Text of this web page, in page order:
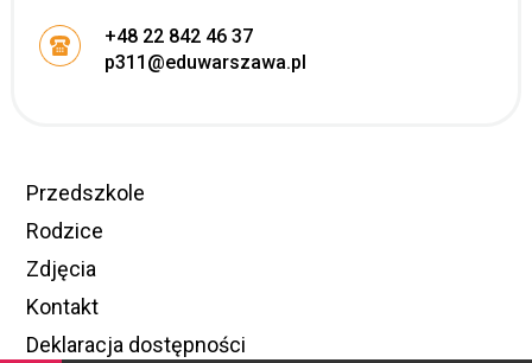
+48 22 842 46 37
p311@eduwarszawa.pl
Przedszkole
Rodzice
Zdjęcia
Kontakt
Deklaracja dostępności